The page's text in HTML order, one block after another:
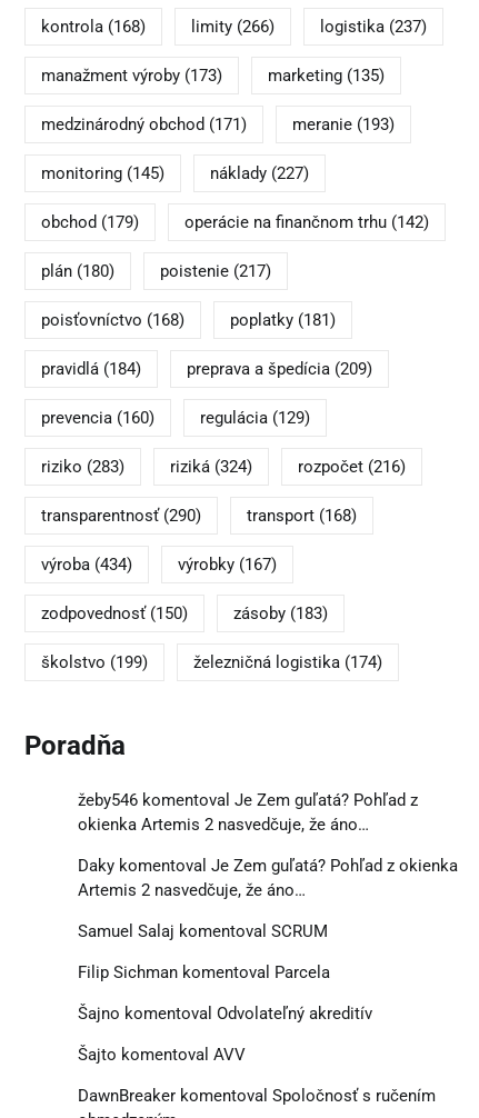
kontrola(168) limity(266) logistika(237)
manažment výroby(173) marketing(135)
medzinárodný obchod (171) meranie(193)
monitoring(145) náklady(227)
obchod (179) operácie na finančnom trhu(142)
plán(180) poistenie(217)
poisťovníctvo (168) poplatky(181)
pravidlá(184) preprava a špedícia(209)
prevencia(160) regulácia(129)
riziko (283) riziká(324) rozpočet(216)
transparentnosť(290) transport(168)
výroba(434) výrobky(167)
zodpovednosť(150) zásoby(183)
školstvo (199) železničná logistika(174)
Poradňa
žeby546komentoval Je Zem guľatá? Pohľad z
okienka Artemis 2 nasvedčuje, že áno…
Dakykomentoval Je Zem guľatá? Pohľad z okienka
Artemis 2 nasvedčuje, že áno…
Samuel Salaj komentoval SCRUM
Filip Sichmankomentoval Parcela
Šajno komentoval Odvolateľný akreditív
Šajto komentoval AVV
DawnBreakerkomentoval Spoločnosť s ručením